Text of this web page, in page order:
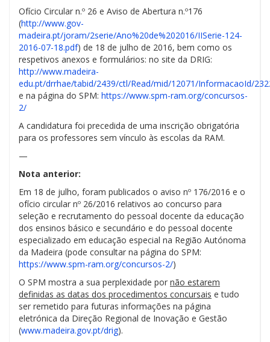
Ofício Circular n.º 26 e Aviso de Abertura n.º176
(http://www.gov-
madeira.pt/joram/2serie/Ano%20de%202016/IISerie-124-
2016-07-18.pdf) de 18 de julho de 2016, bem como os
respetivos anexos e formulários: no site da DRIG:
http://www.madeira-
edu.pt/drrhae/tabid/2439/ctl/Read/mid/12071/InformacaoId/
e na página do SPM: https://www.spm-ram.org/concursos-
2/
A candidatura foi precedida de uma inscrição obrigatória
para os professores sem vínculo às escolas da RAM.
—
Nota anterior:
Em 18 de julho, foram publicados o aviso nº 176/2016 e o
ofício circular nº 26/2016 relativos ao concurso para
seleção e recrutamento do pessoal docente da educação
dos ensinos básico e secundário e do pessoal docente
especializado em educação especial na Região Autónoma
da Madeira (pode consultar na página do SPM:
https://www.spm-ram.org/concursos-2/)
O SPM mostra a sua perplexidade por não estarem
definidas as datas dos procedimentos concursais e tudo
ser remetido para futuras informações na página
eletrónica da Direção Regional de Inovação e Gestão
(www.madeira.gov.pt/drig).